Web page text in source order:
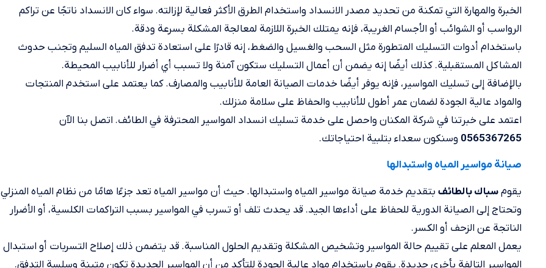
الخبرة والمهارة التي تمكنة من تحديد مصدر الانسداد واستخدام الطرق الأكثر فعالية لإزالته. سواء كان الانسداد ناتجًا عن تراكم
الرواسب أو الشوائب أو الأجسام الغريبة، فإنه يمتلك الخبرة اللازمة لمعالجة المشكلة بسرعة ودقة.
باستخدام أدوات التسليك المتطورة مثل السحب والغسيل والضغط، إنه قادرًا على استعادة تدفق المياه السليم وتجنب حدوث
المشاكل المستقبلية. كذلك أيضًا إنه يضمن أن أعمال التسليك ستكون آمنة ولا تسبب أي أضرار للأنابيب المحيطة.
بالإضافة إلى تسليك المواسير، فإنه يوفر أيضًا خدمات الصيانة العامة للأنابيب والمصارف. كما يعتمد على استخدم المنتجات
والمواد عالية الجودة لضمان عمر أطول للأنابيب والحفاظ على سلامة منزلك.
اعتمد على خبرتنا في شركة المكنان واحصل على خدمة تسليك انسداد المواسير المحترفة في الطائف. اتصل بنا الآن
0565367265 وسنكون سعداء بتلبية احتياجاتك.
صيانة مواسير المياه واستبدالها
يقومسباك بالطائف بتقديم خدمة صيانة مواسير المياه واستبدالها. حيث أن مواسير المياه تعد جزءًا هامًا من نظام المياه المنزلي
وتحتاج إلى الصيانة الدورية للحفاظ على أداءها الجيد. قد يحدث تلف أو تسرب في المواسير بسبب التراكمات الكلسية، أو الأضرار
الناتجة عن الزحف أو الكسر.
يعمل المعلم على تقييم حالة المواسير وتشخيص المشكلة وتقديم الحلول المناسبة. قد يتضمن ذلك إصلاح التسربات أو استبدال
المواسير التالفة بأخرى جديدة. يقوم باستخدام مواد عالية الجودة للتأكد من أن المواسير الجديدة تكون متينة وسلسة التدفق.